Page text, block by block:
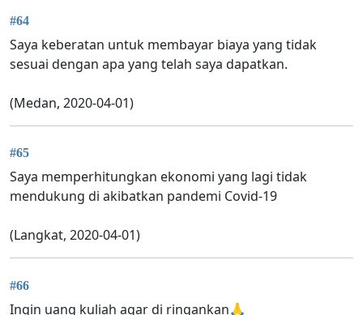
#64
Saya keberatan untuk membayar biaya yang tidak
sesuai dengan apa yang telah saya dapatkan.
(Medan, 2020-04-01)
#65
Saya memperhitungkan ekonomi yang lagi tidak
mendukung di akibatkan pandemi Covid-19
(Langkat, 2020-04-01)
#66
Ingin uang kuliah agar di ringankan🙏